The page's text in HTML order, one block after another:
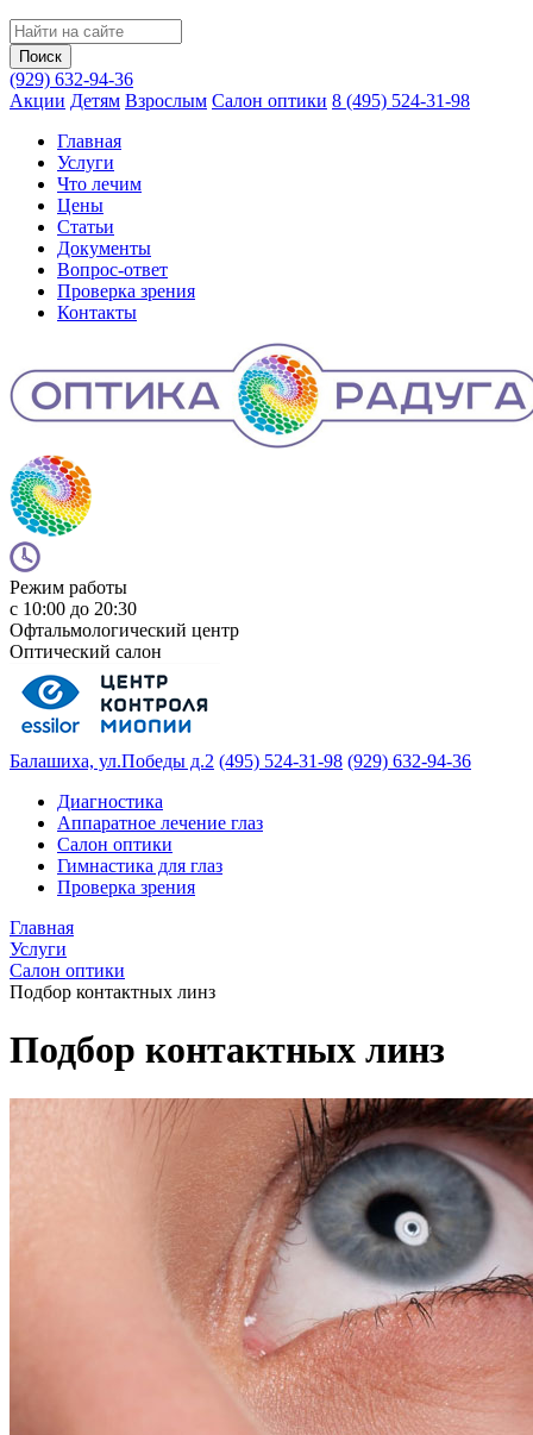
(929) 632-94-36
Акции Детям Взрослым Салон оптики 8 (495) 524-31-98
Главная
Услуги
Что лечим
Цены
Статьи
Документы
Вопрос‑ответ
Проверка зрения
Контакты
Режим работы
с 10:00 до 20:30
Офтальмологический центр
Оптический салон
Балашиха, ул.Победы д.2 (495) 524-31-98 (929) 632-94-36
Диагностика
Аппаратное лечение глаз
Салон оптики
Гимнастика для глаз
Проверка зрения
Главная
Услуги
Салон оптики
Подбор контактных линз
Подбор контактных линз